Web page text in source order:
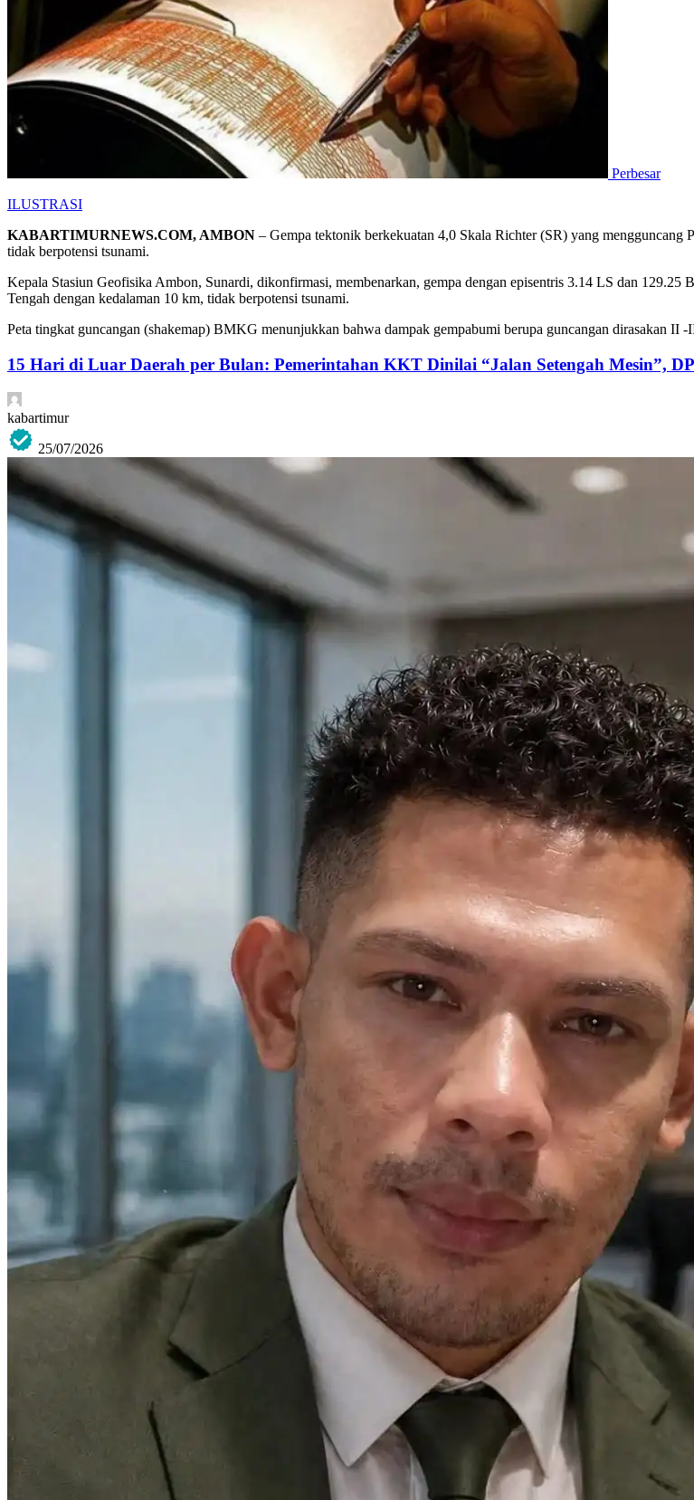
Perbesar
ILUSTRASI
KABARTIMURNEWS.COM, AMBON – Gempa tektonik berkekuatan 4,0 Skala Richter (SR) yang
tidak berpotensi tsunami.
Kepala Stasiun Geofisika Ambon, Sunardi, dikonfirmasi, membenarkan, gempa dengan episentris 3.14 LS dan
Tengah dengan kedalaman 10 km, tidak berpotensi tsunami.
Peta tingkat guncangan (shakemap) BMKG menunjukkan bahwa dampak gempabumi berupa guncangan dirasakan
15 Hari di Luar Daerah per Bulan: Pemerintahan KKT Dinilai “Jalan Setengah Mesin”,
kabartimur
25/07/2026